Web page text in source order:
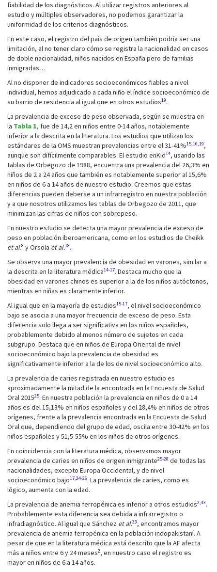
fiabilidad de los diagnósticos. Al utilizar registros anteriores al
estudio y múltiples observadores, no podemos garantizar la
uniformidad de los criterios diagnósticos.
En este caso, el registro del país de origen también podría ser una
limitación, al no tener claro cómo se registra la nacionalidad en casos
de doble nacionalidad, niños nacidos en España pero de familias
inmigradas…
Al no disponer de indicadores socioeconómicos fiables a nivel
individual, hemos adjudicado a cada niño el índice socioeconómico de
su barrio de residencia al igual que en otros estudios19.
La prevalencia de exceso de peso observada, según se muestra en
la Tabla 1, fue de 14,2 en niños entre 0-14 años, notablemente
inferior a la descrita en la literatura. Los estudios que utilizan los
estándares de la OMS muestran prevalencias entre el 31-41%15,16,19,
aunque son difícilmente comparables. El estudio enKid14, usando las
tablas de Orbegozo de 1988, encuentra una prevalencia del 26,3% en
niños de 2 a 24 años que también es notablemente superior al 15,6%
en niños de 6 a 14 años de nuestro estudio. Creemos que estas
diferencias pueden deberse a un infrarregistro en nuestra población
y a que nosotros utilizamos les tablas de Orbegozo de 2011, que
minimizan las cifras de niños con sobrepeso.
En nuestro estudio se detecta una mayor prevalencia de exceso de
peso en población iberoamericana, como en los estudios de Cheikk
et al.8 y Orsola et al.18.
Se observa una mayor prevalencia de obesidad en varones, similar a
la descrita en la literatura médica14-17. Destaca mucho que la
obesidad en varones chinos es superior a la de los niños autóctonos,
mientras en niñas es claramente inferior.
Al igual que en la mayoría de estudios15-17, el nivel socioeconómico
bajo se asocia a una mayor frecuencia de exceso de peso. Esta
diferencia solo llega a ser significativa en los niños españoles,
probablemente debido al menos número de sujetos en cada
subgrupo. Destaca que en niños de Europa Oriental de nivel
socioeconómico bajo la prevalencia de obesidad es
significativamente inferior a la de los de nivel socioeconómico alto.
La prevalencia de caries registrada en nuestro estudio es
aproximadamente la mitad de la encontrada en la Encuesta de Salud
Oral 201525. En nuestra población la prevalencia en niños de 0 a 14
años es del 15,13% en niños españoles y del 28,4% en niños de otros
orígenes, frente a la prevalencia encontrada en la Encuesta de Salud
Oral que, dependiendo del grupo de edad, oscila entre 30-42% en los
niños españoles y 51,5-55% en los niños de otros orígenes.
En coincidencia con la literatura médica, observamos mayor
prevalencia de caries en niños de origen inmigrante25-28 de todas las
nacionalidades, excepto Europa Occidental, y de nivel
socioeconómico bajo17,24-26. La prevalencia de caries, como es
lógico, aumenta con la edad.
La prevalencia de anemia ferropénica es inferior a otros estudios2,33.
Probablemente esta diferencia sea debida a infrarregistro o
infradiagnóstico. Al igual que Sánchez et al.33, encontramos mayor
prevalencia de anemia ferropénica en la población indopakistaní. A
pesar de que en la literatura médica está descrito que la AF afecta
más a niños entre 6 y 24 meses2, en nuestro caso el registro es
mayor en niños de 6 a 14 años.